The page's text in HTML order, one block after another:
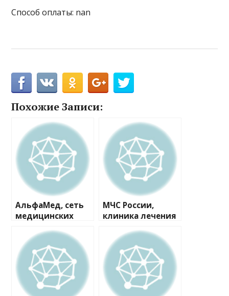
Способ оплаты: nan
Похожие Записи:
АльфаМед, сеть
медицинских
МЧС России,
клиника лечения